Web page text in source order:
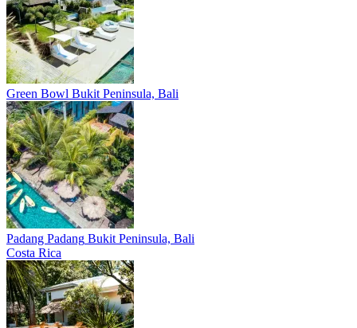
Green Bowl Bukit Peninsula, Bali
Padang Padang Bukit Peninsula, Bali
Costa Rica